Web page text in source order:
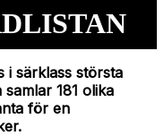
i särklass största
181 olika
för en